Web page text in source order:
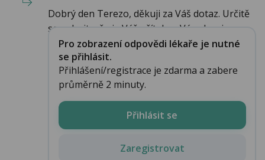
Dobrý den Terezo, děkuji za Váš dotaz. Určitě
se nebojte, že je Váš přítel na Vás alergi...
Pro zobrazení odpovědi lékaře je nutné
se přihlásit.
Přihlášení/registrace je zdarma a zabere
průměrně 2 minuty.
Přihlásit se
Zaregistrovat